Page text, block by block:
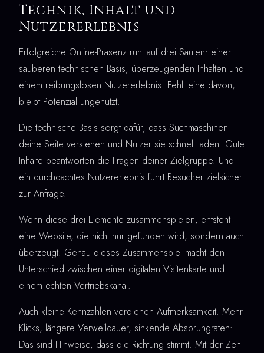
Technik, Inhalt und
Nutzererlebnis
Erfolgreiche Online-Präsenz ruht auf drei Säulen: einer
sauberen technischen Basis, überzeugenden Inhalten und
einem reibungslosen Nutzererlebnis. Fehlt eine davon,
bleibt Potenzial ungenutzt.
Die technische Basis sorgt dafür, dass Suchmaschinen
deine Seite verstehen und Nutzer sie schnell laden. Gute
Inhalte beantworten die Fragen deiner Zielgruppe. Und
ein durchdachtes Nutzererlebnis führt Besucher zielsicher
zur Anfrage.
Wenn diese drei Elemente zusammenspielen, entsteht
eine Website, die nicht nur gefunden wird, sondern auch
überzeugt. Genau dieses Zusammenspiel macht den
Unterschied zwischen einer digitalen Visitenkarte und
einem echten Vertriebskanal.
Auch kleine Kennzahlen verdienen Aufmerksamkeit. Mehr
Klicks, längere Verweildauer, sinkende Absprungraten:
Das sind Hinweise, dass die Richtung stimmt. Mit der Zeit